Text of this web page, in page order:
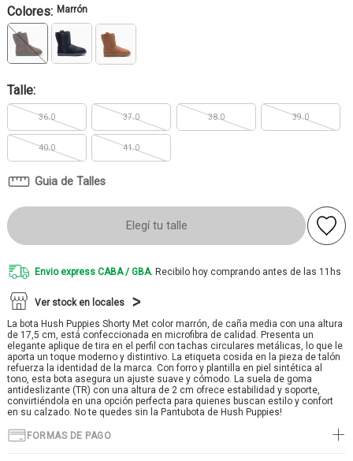
Colores: Marrón
Talle:
36.0 37.0 38.0 39.0
40.0 41.0
Guia de Talles
Elegí tu talle
Envio express CABA / GBA. Recibilo hoy comprando antes de las 11hs
Ver stock en locales
La bota Hush Puppies Shorty Met color marrón, de caña media con una altura
de 17,5 cm, está confeccionada en microfibra de calidad. Presenta un
elegante aplique de tira en el perfil con tachas circulares metálicas, lo que le
aporta un toque moderno y distintivo. La etiqueta cosida en la pieza de talón
refuerza la identidad de la marca. Con forro y plantilla en piel sintética al
tono, esta bota asegura un ajuste suave y cómodo. La suela de goma
antideslizante (TR) con una altura de 2 cm ofrece estabilidad y soporte,
convirtiéndola en una opción perfecta para quienes buscan estilo y confort
en su calzado. No te quedes sin la Pantubota de Hush Puppies!
FORMAS DE PAGO